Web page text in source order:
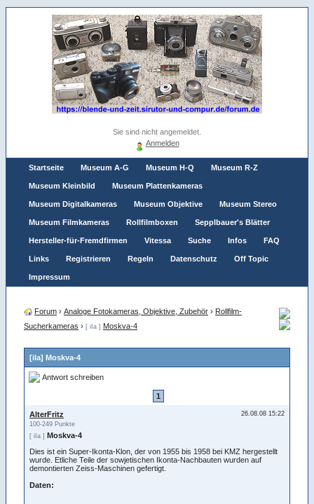
Sie sind nicht angemeldet.
Anmelden
Startseite Museum A-G Museum H-Q Museum R-Z
Museum Kleinbild Museum Plattenkameras
Museum Digitalkameras Museum Objektive Museum Stereo
Museum Filmkameras Rollfilmboxen Sepplbauer's Blätter
Hersteller-für-Fremdfirmen Vitessa Suche Infos FAQ
Links Registrieren Regeln Datenschutz Off Topic
Impressum
Forum › Analoge Fotokameras, Objektive, Zubehör › Rollfilm-
Sucherkameras › [ iIa ] Moskva-4
[iIa] Moskva-4
Antwort schreiben
1
26.08.08 15:22
AlterFritz
100-249 Punkte
[ iIa ] Moskva-4
Dies ist ein Super-Ikonta-Klon, der von 1955 bis 1958 bei KMZ hergestellt
wurde. Etliche Teile der sowjetischen Ikonta-Nachbauten wurden auf
demontierten Zeiss-Maschinen gefertigt.
Daten: